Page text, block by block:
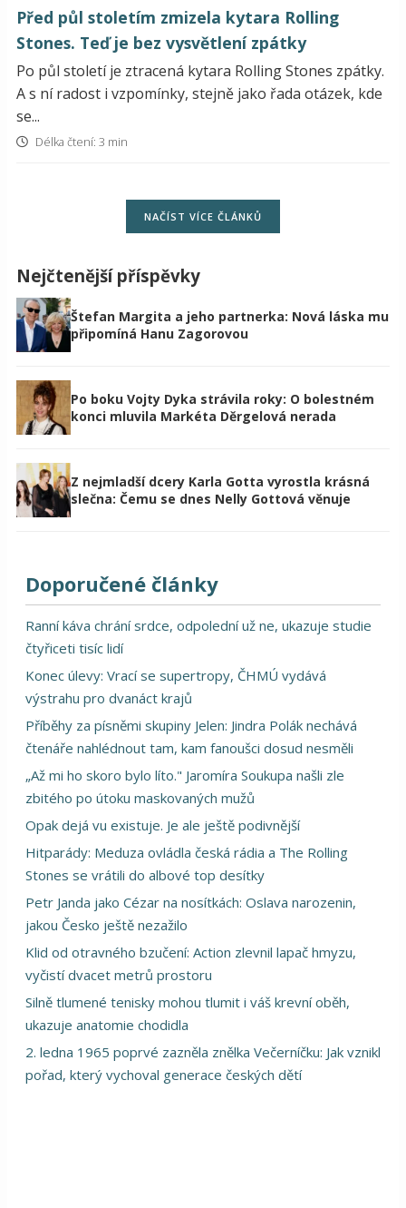
Před půl stoletím zmizela kytara Rolling
Stones. Teď je bez vysvětlení zpátky
Po půl století je ztracená kytara Rolling Stones zpátky.
A s ní radost i vzpomínky, stejně jako řada otázek, kde
se...
Délka čtení: 3 min
NAČÍST VÍCE ČLÁNKŮ
Nejčtenější příspěvky
Štefan Margita a jeho partnerka: Nová láska mu
připomíná Hanu Zagorovou
Po boku Vojty Dyka strávila roky: O bolestném
konci mluvila Markéta Děrgelová nerada
Z nejmladší dcery Karla Gotta vyrostla krásná
slečna: Čemu se dnes Nelly Gottová věnuje
Doporučené články
Ranní káva chrání srdce, odpolední už ne, ukazuje studie
čtyřiceti tisíc lidí
Konec úlevy: Vrací se supertropy, ČHMÚ vydává
výstrahu pro dvanáct krajů
Příběhy za písněmi skupiny Jelen: Jindra Polák nechává
čtenáře nahlédnout tam, kam fanoušci dosud nesměli
„Až mi ho skoro bylo líto." Jaromíra Soukupa našli zle
zbitého po útoku maskovaných mužů
Opak dejá vu existuje. Je ale ještě podivnější
Hitparády: Meduza ovládla česká rádia a The Rolling
Stones se vrátili do albové top desítky
Petr Janda jako Cézar na nosítkách: Oslava narozenin,
jakou Česko ještě nezažilo
Klid od otravného bzučení: Action zlevnil lapač hmyzu,
vyčistí dvacet metrů prostoru
Silně tlumené tenisky mohou tlumit i váš krevní oběh,
ukazuje anatomie chodidla
2. ledna 1965 poprvé zazněla znělka Večerníčku: Jak vznikl
pořad, který vychoval generace českých dětí